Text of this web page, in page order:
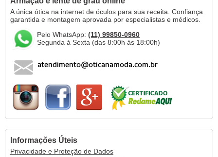
A única ótica na internet de óculos para sua receita. Confiança
garantida e montagem aprovada por especialistas e médicos.
Pelo WhatsApp: (11) 99850-0960
Segunda à Sexta (das 8:00h às 18:00h)
Informações Úteis
Privacidade e Proteção de Dados